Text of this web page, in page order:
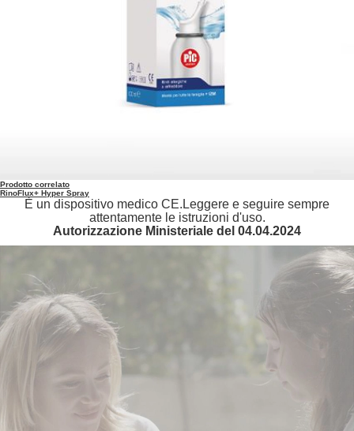
Prodotto correlato
RinoFlux+ Hyper Spray
È un dispositivo medico CE.Leggere e seguire sempre
attentamente le istruzioni d'uso.
Autorizzazione Ministeriale del 04.04.2024